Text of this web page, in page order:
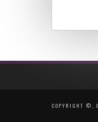
COPYRIGHT ©,